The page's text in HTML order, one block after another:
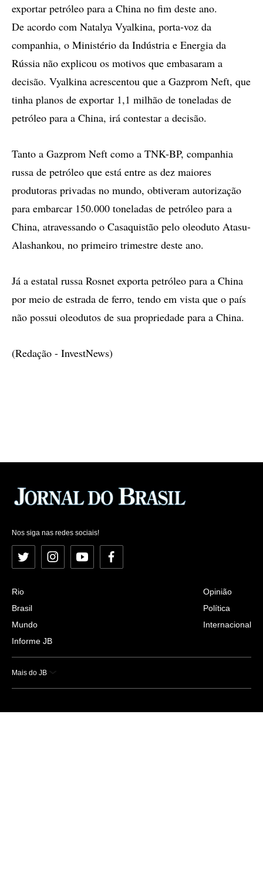
exportar petróleo para a China no fim deste ano.
De acordo com Natalya Vyalkina, porta-voz da
companhia, o Ministério da Indústria e Energia da
Rússia não explicou os motivos que embasaram a
decisão. Vyalkina acrescentou que a Gazprom Neft, que
tinha planos de exportar 1,1 milhão de toneladas de
petróleo para a China, irá contestar a decisão.
Tanto a Gazprom Neft como a TNK-BP, companhia
russa de petróleo que está entre as dez maiores
produtoras privadas no mundo, obtiveram autorização
para embarcar 150.000 toneladas de petróleo para a
China, atravessando o Casaquistão pelo oleoduto Atasu-
Alashankou, no primeiro trimestre deste ano.
Já a estatal russa Rosnet exporta petróleo para a China
por meio de estrada de ferro, tendo em vista que o país
não possui oleodutos de sua propriedade para a China.
(Redação - InvestNews)
Nos siga nas redes sociais!
Twitter InstagramYouTubeFacebook
Rio
Brasil
Mundo
Informe JB
Opinião
Política
Internacional
Mais do JB
Esportes